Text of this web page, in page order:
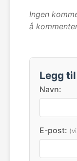
Ingen
å
Legg
Navn:
E-post: